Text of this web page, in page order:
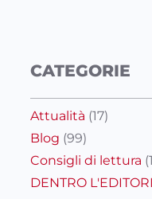
CATEGORIE
Attualità (17)
Blog (99)
Consigli di lettura
DENTRO